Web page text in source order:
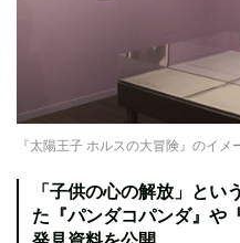
『太陽王子 ホルスの大冒険』のイ
「子供の心の解放」と
た『パンダコパンダ』や